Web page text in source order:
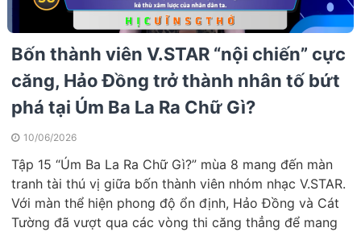
Bốn thành viên V.STAR “nội chiến” cực
căng, Hảo Đồng trở thành nhân tố bứt
phá tại Úm Ba La Ra Chữ Gì?
10/06/2026
Tập 15 “Úm Ba La Ra Chữ Gì?” mùa 8 mang đến màn
tranh tài thú vị giữa bốn thành viên nhóm nhạc V.STAR.
Với màn thể hiện phong độ ổn định, Hảo Đồng và Cát
Tường đã vượt qua các vòng thi căng thẳng để mang